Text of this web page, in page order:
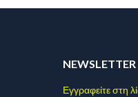
NEWSLETTER
Εγγραφείτε στη